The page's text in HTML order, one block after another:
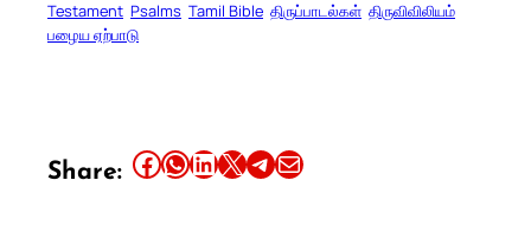
Testament Psalms Tamil Bible திருப்பாடல்கள் திருவிவிலியம்
பழைய ஏற்பாடு
Share: Share this article on Facebook Share this article on WhatsApp Share this article on LinkedIn Share this article on X Share this article on TelegramEmail this Article